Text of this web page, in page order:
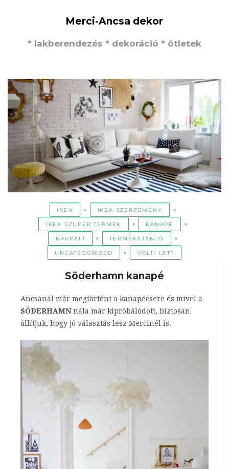
Merci-Ancsa dekor
* lakberendezés * dekoráció * ötletek
IKEA IKEA SZERZEMÉNY
IKEA SZUPER TERMÉK KANAPÉ
NAPPALI TERMÉKAJÁNLÓ
UNCATEGORIZED VOLT/ LETT
Söderhamn kanapé
Ancsánál már megtörtént a kanapécsere és mivel a
SÖDERHAMNnála már kipróbálódott, biztosan
állítjuk, hogy jó választás lesz Mercinél is.